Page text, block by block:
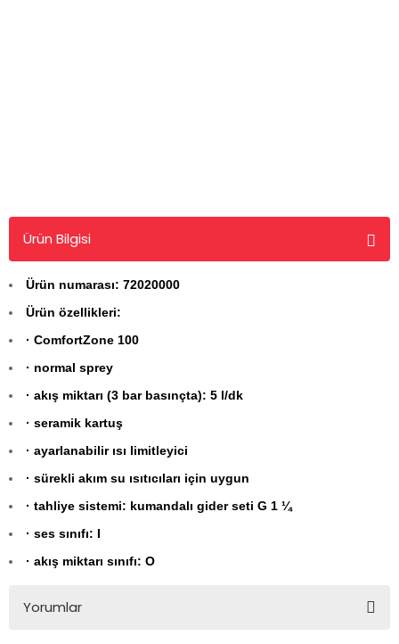
Ürün Bilgisi
Ürün numarası: 72020000
Ürün özellikleri:
· ComfortZone 100
· normal sprey
· akış miktarı (3 bar basınçta): 5 l/dk
· seramik kartuş
· ayarlanabilir ısı limitleyici
· sürekli akım su ısıtıcıları için uygun
· tahliye sistemi: kumandalı gider seti G 1 ¼
· ses sınıfı: I
· akış miktarı sınıfı: O
Yorumlar